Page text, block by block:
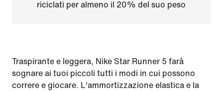
riciclati per almeno il 20% del suo peso
Traspirante e leggera, Nike Star Runner 5 farà
sognare ai tuoi piccoli tutti i modi in cui possono
correre e giocare. L'ammortizzazione elastica e la